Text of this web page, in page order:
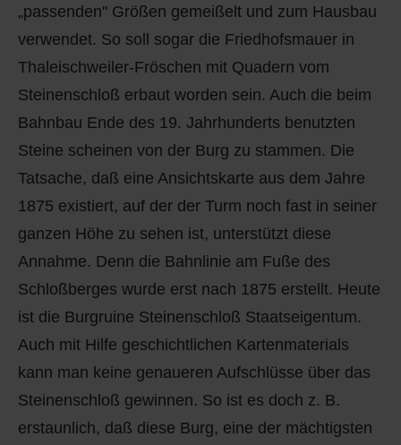
„passenden" Größen gemeißelt und zum Hausbau
verwendet. So soll sogar die Friedhofsmauer in
Thaleischweiler-Fröschen mit Quadern vom
Steinenschloß erbaut worden sein. Auch die beim
Bahnbau Ende des 19. Jahrhunderts benutzten
Steine scheinen von der Burg zu stammen. Die
Tatsache, daß eine Ansichtskarte aus dem Jahre
1875 existiert, auf der der Turm noch fast in seiner
ganzen Höhe zu sehen ist, unterstützt diese
Annahme. Denn die Bahnlinie am Fuße des
Schloßberges wurde erst nach 1875 erstellt. Heute
ist die Burgruine Steinenschloß Staatseigentum.
Auch mit Hilfe geschichtlichen Kartenmaterials
kann man keine genaueren Aufschlüsse über das
Steinenschloß gewinnen. So ist es doch z. B.
erstaunlich, daß diese Burg, eine der mächtigsten